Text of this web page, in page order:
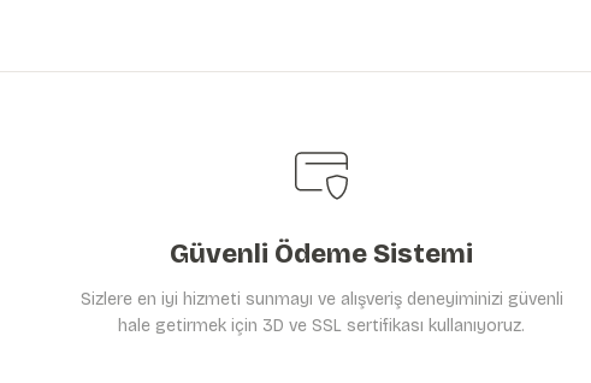
Güvenli Ödeme Sistemi
Sizlere en iyi hizmeti sunmayı ve alışveriş deneyiminizi güvenli
hale getirmek için 3D ve SSL sertifikası kullanıyoruz.